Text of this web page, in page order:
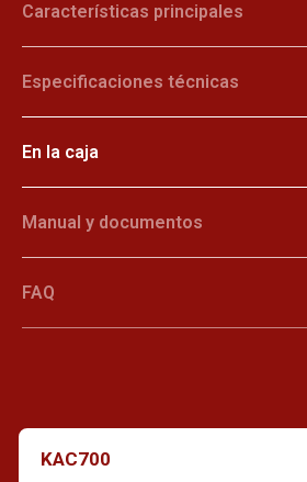
Características principales
Especificaciones técnicas
En la caja
Manual y documentos
FAQ
KAC700